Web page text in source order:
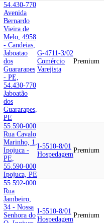
54.430-770
Avenida
Bernardo
Vieira de
Melo, 4958
- Candeias,
Jaboatao
dos
Guararapes
- PE,
54.430-770
Jaboatão
dos
Guararapes,
PE
G-4711-3/02
Comércio
Varejista
Premium
55.590-000
Rua Cavalo
Marinho, 1,
Ipojuca -
PE,
55.590-000
Ipojuca, PE
I-5510-8/01
Hospedagem
Premium
55.592-000
Rua
Jambeiro,
34 - Nossa
Senhora do
I-5510-8/01
Hospedagem
Premium